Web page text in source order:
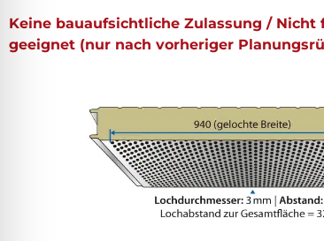
Keine bauaufsichtliche Zulassung / Nicht
geeignet (nur nach vorheriger